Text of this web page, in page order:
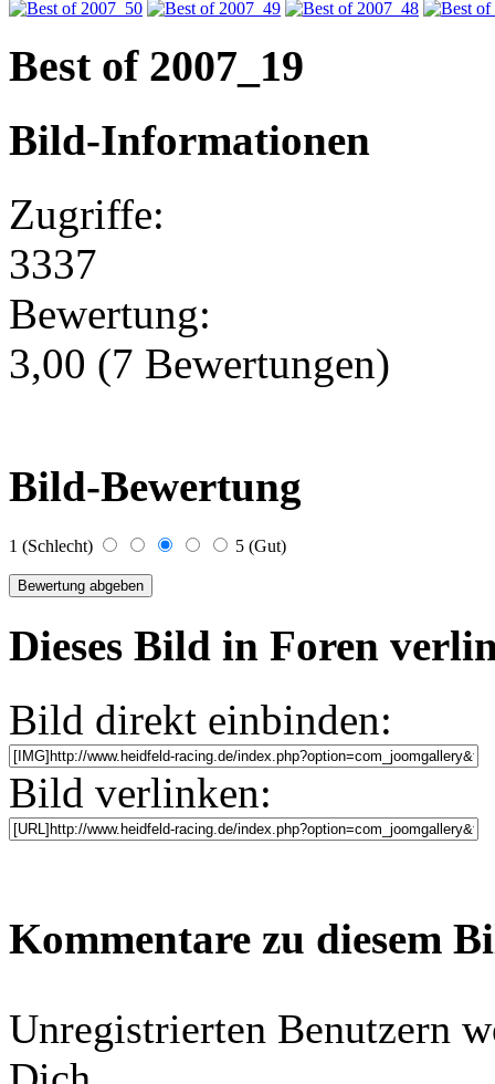
Best of 2007_19
Bild-Informationen
Zugriffe:
3337
Bewertung:
3,00 (7 Bewertungen)
Bild-Bewertung
1 (Schlecht) 5 (Gut)
Dieses Bild in Foren
Bild direkt einbinden:
Bild verlinken:
Kommentare zu diesem
Unregistrierten Benutzern